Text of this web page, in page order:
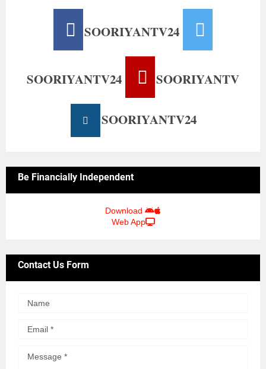
SOORIYANTV24
SOORIYANTV24 SOORIYANTV
SOORIYANTV24
Be Financially Independent
Download
Web App
Contact Us Form